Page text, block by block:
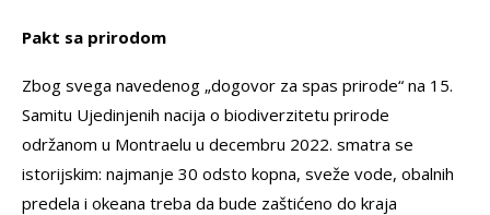
Pakt sa prirodom
Zbog svega navedenog „dogovor za spas prirode“ na 15.
Samitu Ujedinjenih nacija o biodiverzitetu prirode
održanom u Montraelu u decembru 2022. smatra se
istorijskim: najmanje 30 odsto kopna, sveže vode, obalnih
predela i okeana treba da bude zaštićeno do kraja